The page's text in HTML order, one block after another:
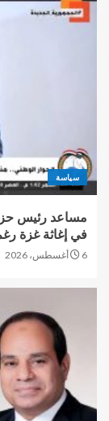
سياسة
مساعد رئيس
في إغاثة غزة
6 أغسطس، 2026